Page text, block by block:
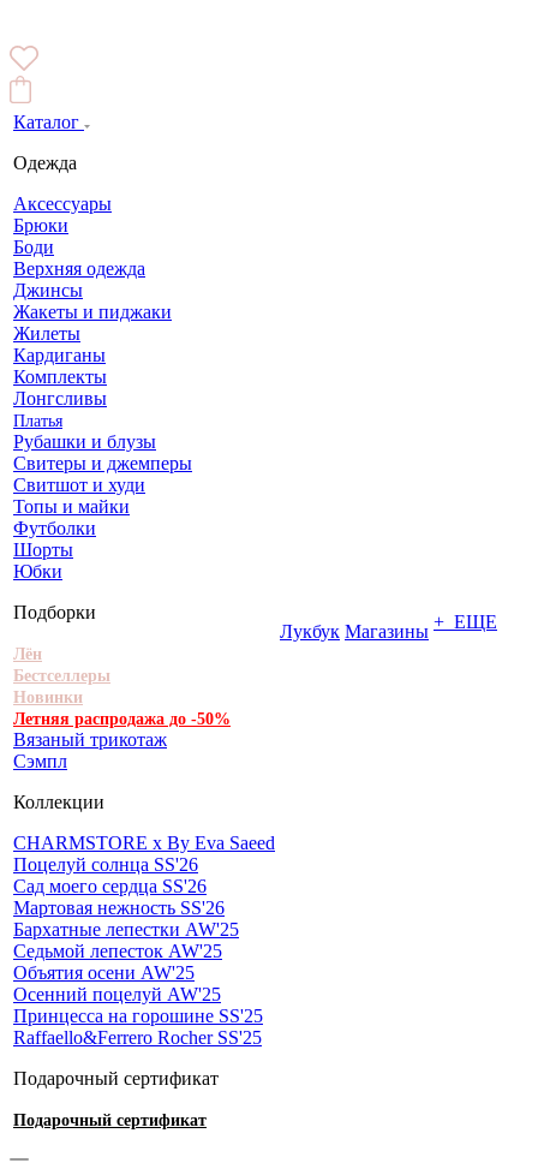
Каталог
Одежда
Аксессуары
Брюки
Боди
Верхняя одежда
Джинсы
Жакеты и пиджаки
Жилеты
Кардиганы
Комплекты
Лонгсливы
Платья
Рубашки и блузы
Свитеры и джемперы
Свитшот и худи
Топы и майки
Футболки
Шорты
Юбки
Подборки
Лён
Бестселлеры
Новинки
Летняя распродажа до -50%
Вязаный трикотаж
Сэмпл
Коллекции
CHARMSTORE х By Eva Saeed
Поцелуй солнца SS'26
Сад моего сердца SS'26
Мартовая нежность SS'26
Бархатные лепестки AW'25
Седьмой лепесток AW'25
Объятия осени AW'25
Осенний поцелуй AW'25
Принцесса на горошине SS'25
Raffaello&Ferrero Rocher SS'25
Подарочный сертификат
Подарочный сертификат
Лукбук Магазины + ЕЩЕ